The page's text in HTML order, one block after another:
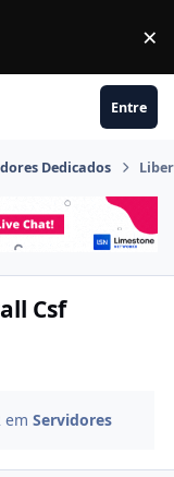
×
Entre
Dedicados
Csf
emServidores